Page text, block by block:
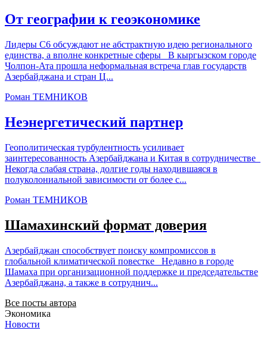
От географии к геоэкономике
Лидеры С6 обсуждают не абстрактную идею регионального
единства, а вполне конкретные сферы В кыргызском городе
Чолпон-Ата прошла неформальная встреча глав государств
Азербайджана и стран Ц...
Роман ТЕМНИКОВ
Неэнергетический партнер
Геополитическая турбулентность усиливает
заинтересованность Азербайджана и Китая в сотрудничестве
Некогда слабая страна, долгие годы находившаяся в
полуколониальной зависимости от более с...
Роман ТЕМНИКОВ
Шамахинский формат доверия
Азербайджан способствует поиску компромиссов в
глобальной климатической повестке Недавно в городе
Шамаха при организационной поддержке и председательстве
Азербайджана, а также в сотруднич...
Все посты автора
Экономика
Новости